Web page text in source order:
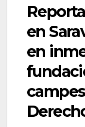
en
en